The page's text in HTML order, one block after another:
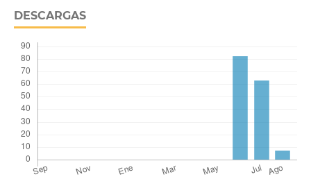
DESCARGAS